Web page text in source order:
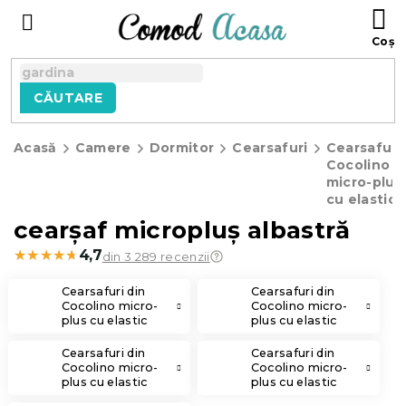
CĂUTARE
Acasă Camere Dormitor Cearsafuri
Cearsafuri
Cocolino
micro-plus
cu elastic
cearșaf micropluș albastră
★★★★★
★★★★★ 4,7din 3 289 recenzii
Cearsafuri din
Cocolino micro-
plus cu elastic
Cearsafuri din
Cocolino micro-
plus cu elastic
Cearsafuri din
Cocolino micro-
plus cu elastic
Cearsafuri din
Cocolino micro-
plus cu elastic